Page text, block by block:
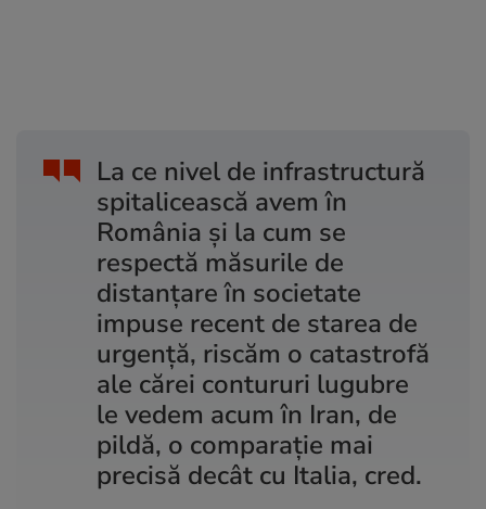
La ce nivel de infrastructură
spitalicească avem în
România și la cum se
respectă măsurile de
distanțare în societate
impuse recent de starea de
urgență, riscăm o catastrofă
ale cărei contururi lugubre
le vedem acum în Iran, de
pildă, o comparație mai
precisă decât cu Italia, cred.